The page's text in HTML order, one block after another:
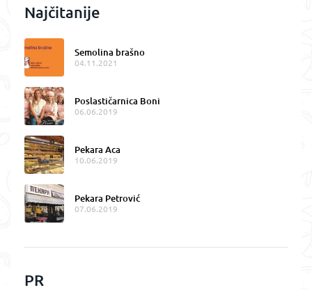
Najčitanije
Semolina brašno
04.11.2021
Poslastičarnica Boni
06.06.2019
Pekara Aca
10.06.2019
Pekara Petrović
07.06.2019
PR